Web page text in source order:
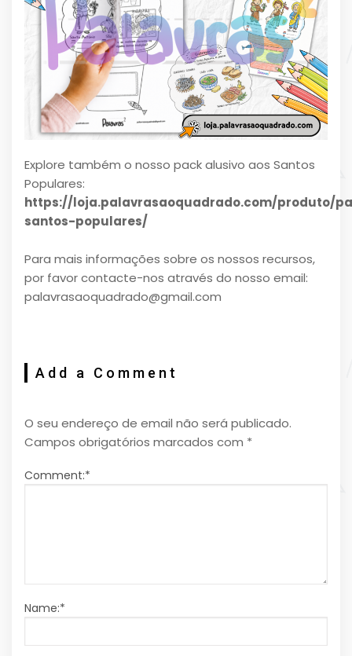
Explore também o nosso pack alusivo aos Santos
Populares:
https://loja.palavrasaoquadrado.com/produto/
santos-populares/
Para mais informações sobre os nossos recursos,
por favor contacte-nos através do nosso email:
palavrasaoquadrado@gmail.com
Add a Comment
O seu endereço de email não será publicado.
Campos obrigatórios marcados com *
Comment:*
Name:*